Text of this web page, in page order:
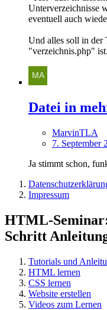
Unterverzeichnisse
eventuell auch
Und alles soll in der
"verzeichnis.php" ist.
Datei in
MarvinTLA
7. September
Ja stimmt schon,
Impressum
HTML-
Schritt
Tutorials und
HTML lernen
CSS lernen
Website erstellen
Videos zum Lernen